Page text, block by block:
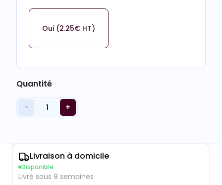
Oui (2.25€ HT)
Quantité
− 1 +
Livraison à domicile
Disponible
Livré sous 8 semaines